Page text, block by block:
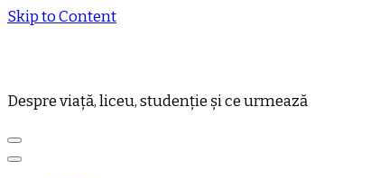
Skip to Content
Despre viață, liceu, studenție și ce urmează